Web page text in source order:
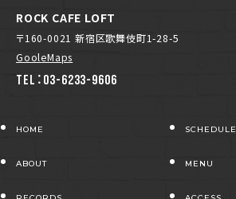
ROCK CAFE LOFT
〒160-0021 新宿区歌舞伎町1-28-5
GooleMaps
TEL：03-6233-9606
HOME SCHEDULE
ABOUT MENU